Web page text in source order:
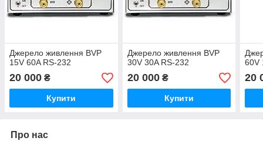
Джерело живлення BVP
15V 60A RS-232
20 000 ₴
Купити
Джерело живлення BVP
30V 30A RS-232
20 000₴
Купити
60V
20
Про нас